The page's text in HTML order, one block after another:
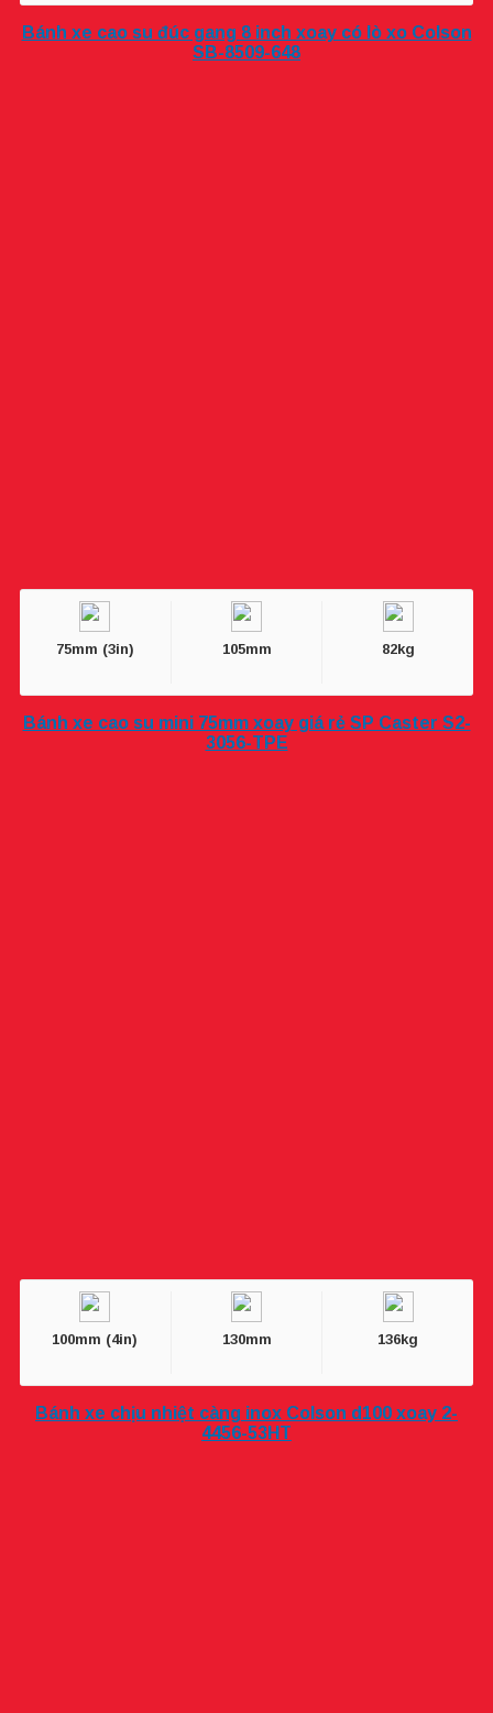
Bánh xe cao su đúc gang 8 inch xoay có lò xo Colson
SB-8509-648
75mm (3in) 105mm 82kg
Bánh xe cao su mini 75mm xoay giá rẻ SP Caster S2-
3056-TPE
100mm (4in) 130mm 136kg
Bánh xe chịu nhiệt càng inox Colson d100 xoay 2-
4456-53HT